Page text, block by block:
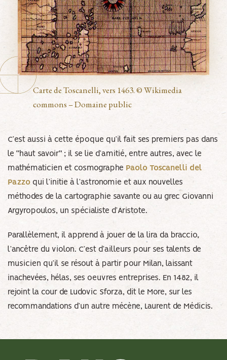
Carte de Toscanelli, vers 1463. © Wikimedia
commons – Domaine public
C’est aussi à cette époque qu’il fait ses premiers pas dans
le “haut savoir” ; il se lie d’amitié, entre autres, avec le
mathématicien et cosmographe Paolo Toscanelli del
Pazzo qui l’initie à l’astronomie et aux nouvelles
méthodes de la cartographie savante ou au grec Giovanni
Argyropoulos, un spécialiste d’Aristote.
Parallèlement, il apprend à jouer de la lira da braccio,
l’ancêtre du violon. C’est d’ailleurs pour ses talents de
musicien qu’il se résout à partir pour Milan, laissant
inachevées, hélas, ses oeuvres entreprises. En 1482, il
rejoint la cour de Ludovic Sforza, dit le More, sur les
recommandations d’un autre mécène, Laurent de Médicis.